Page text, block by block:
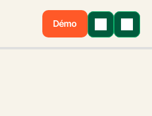
Démo